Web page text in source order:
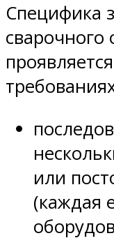
Специфика
сварочного
или
(каждая